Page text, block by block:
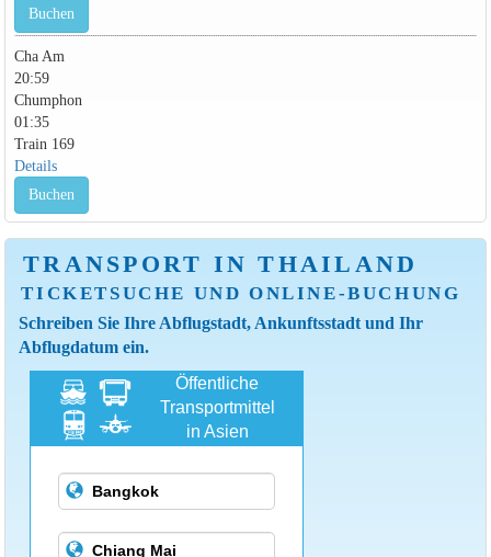
Buchen
Cha Am
20:59
Chumphon
01:35
Train 169
Details
Buchen
TRANSPORT IN THAILAND
TICKETSUCHE UND ONLINE-BUCHUNG
Schreiben Sie Ihre Abflugstadt, Ankunftsstadt und Ihr
Abflugdatum ein.
Öffentliche
Transportmittel
in Asien